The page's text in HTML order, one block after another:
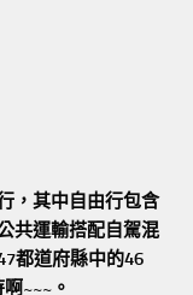
，其中自由行包含
共運輸搭配自駕混
都道府縣中的46
~~~。